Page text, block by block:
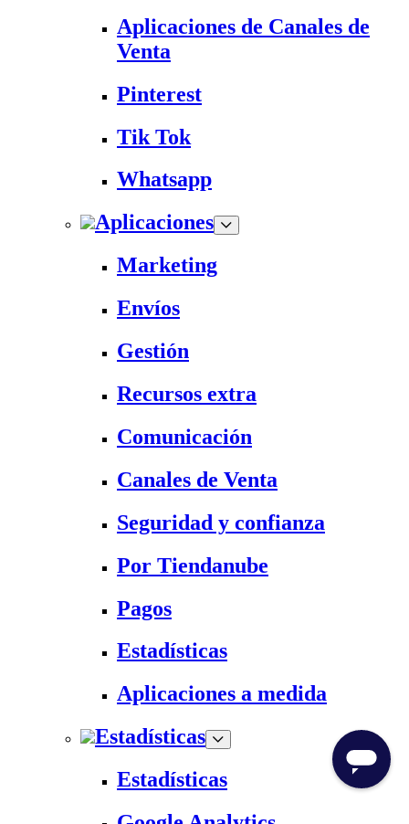
Aplicaciones de Canales de
Venta
Pinterest
Tik Tok
Whatsapp
Aplicaciones
Marketing
Envíos
Gestión
Recursos extra
Comunicación
Canales de Venta
Seguridad y confianza
Por Tiendanube
Pagos
Estadísticas
Aplicaciones a medida
Estadísticas
Estadísticas